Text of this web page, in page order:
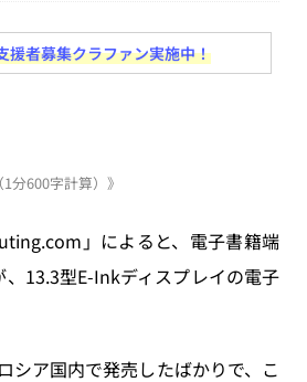
）で回答を返すチャットボットを設置など
した
スコネクト提供開始など 日刊出版ニュースま
め 2026.08.06
者募集クラファン実施中！
分600字計算）》
」によると、電子書籍端
13.3型E-Inkディスプレイの電子
ア国内で発売したばかりで、こ